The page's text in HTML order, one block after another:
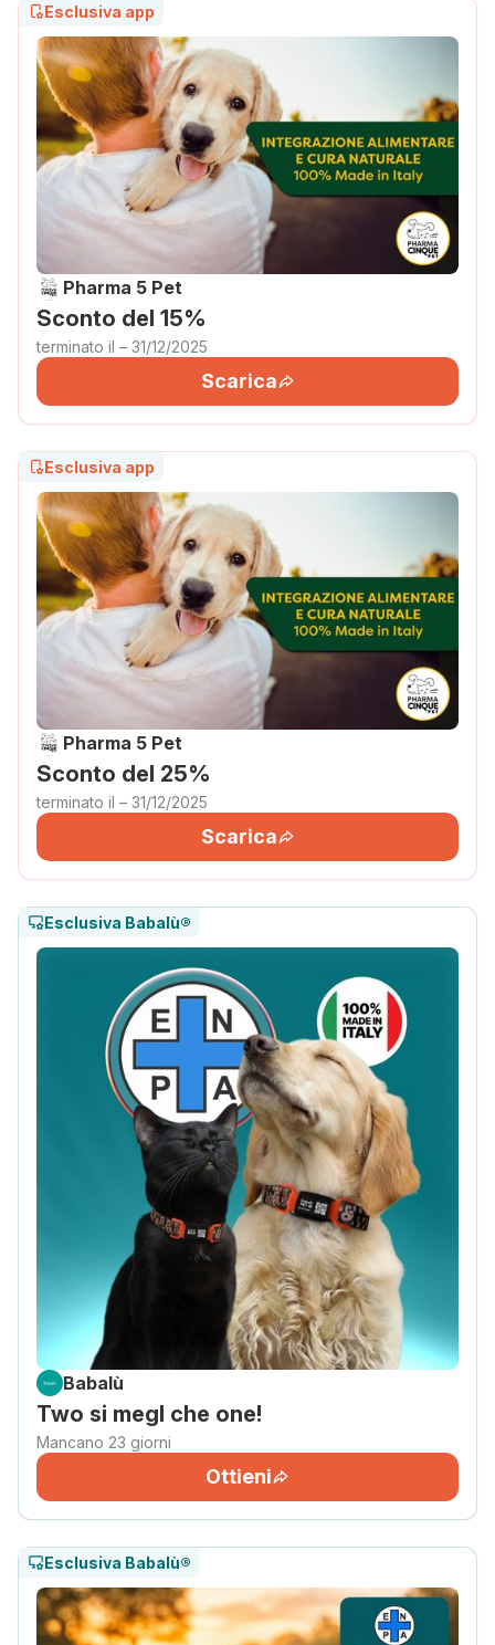
Esclusiva app
Pharma 5 Pet
Sconto del 15%
terminato il – 31/12/2025
Scarica
Esclusiva app
Pharma 5 Pet
Sconto del 25%
terminato il – 31/12/2025
Scarica
Esclusiva Babalù®
Babalù
Two si megl che one!
Mancano 23 giorni
Ottieni
Esclusiva Babalù®